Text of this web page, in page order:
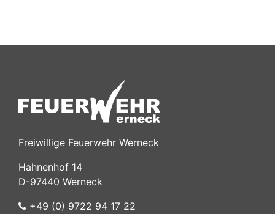
Freiwillige Feuerwehr Werneck
Hahnenhof 14
D-97440 Werneck
+49 (0) 9722 94 17 22